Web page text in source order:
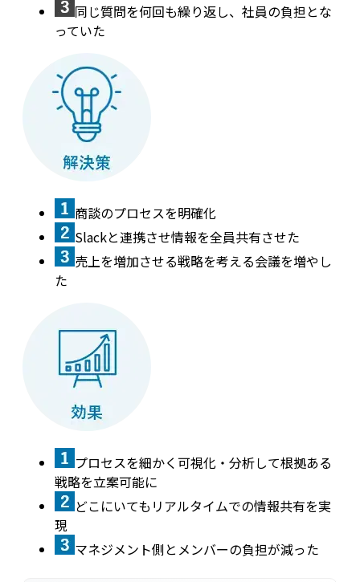
同じ質問を何回も繰り返し、社員の負担とな
っていた
商談のプロセスを明確化
Slackと連携させ情報を全員共有させた
売上を増加させる戦略を考える会議を増やし
た
プロセスを細かく可視化・分析して根拠ある
戦略を立案可能に
どこにいてもリアルタイムでの情報共有を実
現
マネジメント側とメンバーの負担が減った